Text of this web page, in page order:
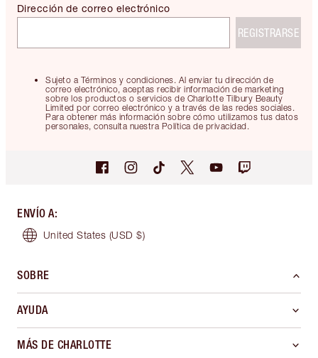
Sujeto a Términos y condiciones. Al enviar tu dirección de
correo electrónico, aceptas recibir información de marketing
sobre los productos o servicios de Charlotte Tilbury Beauty
Limited por correo electrónico y a través de las redes sociales.
Para obtener más información sobre cómo utilizamos tus datos
personales, consulta nuestra Política de privacidad.
Dirección de correo electrónico
REGISTRARSE
ENVÍO A:
United States (USD $)
SOBRE
AYUDA
MÁS DE CHARLOTTE